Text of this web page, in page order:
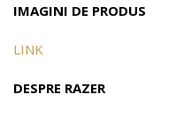
IMAGINI DE PRODUS
LINK
DESPRE RAZER